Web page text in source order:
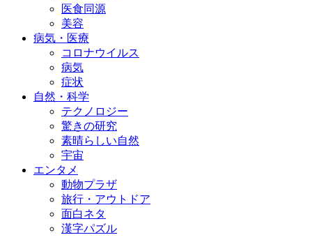
医食同源
美容
病気・医療
コロナウイルス
病気
症状
自然・科学
テクノロジー
驚きの研究
素晴らしい自然
宇宙
エンタメ
動物プラザ
旅行・アウトドア
面白ネタ
漢字パズル